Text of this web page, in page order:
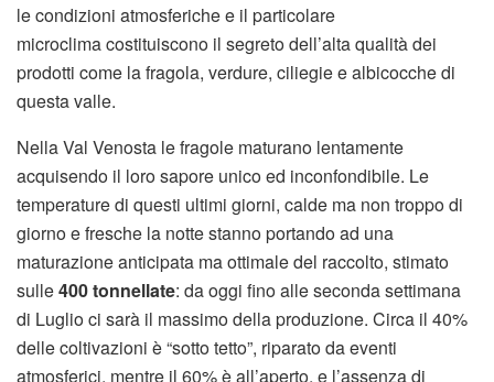
le condizioni atmosferiche e il particolare
microclima costituiscono il segreto dell’alta qualità dei
prodotti come la fragola, verdure, ciliegie e albicocche di
questa valle.
Nella Val Venosta le fragole maturano lentamente
acquisendo il loro sapore unico ed inconfondibile. Le
temperature di questi ultimi giorni, calde ma non troppo di
giorno e fresche la notte stanno portando ad una
maturazione anticipata ma ottimale del raccolto, stimato
sulle400 tonnellate: da oggi fino alle seconda settimana
di Luglio ci sarà il massimo della produzione. Circa il 40%
delle coltivazioni è “sotto tetto”, riparato da eventi
atmosferici, mentre il 60% è all’aperto, e l’assenza di